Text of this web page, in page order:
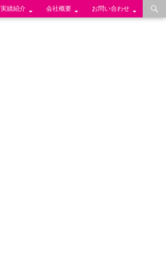
実績紹介 会社概要 お問い合わせ